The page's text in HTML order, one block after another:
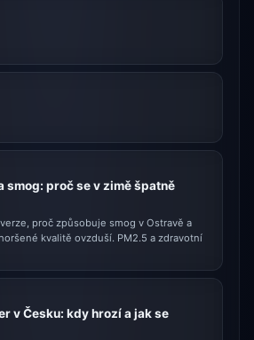
smog: proč se v zimě špatně
proč způsobuje smog v Ostravě a
kvalitě ovzduší. PM2.5 a zdravotní
v Česku: kdy hrozí a jak se